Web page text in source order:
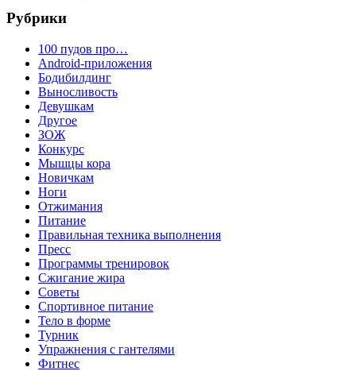
Рубрики
100 пудов про…
Android-приложения
Бодибилдинг
Выносливость
Девушкам
Другое
ЗОЖ
Конкурс
Мышцы кора
Новичкам
Ноги
Отжимания
Питание
Правильная техника выполнения
Пресс
Программы тренировок
Сжигание жира
Советы
Спортивное питание
Тело в форме
Турник
Упражнения с гантелями
Фитнес